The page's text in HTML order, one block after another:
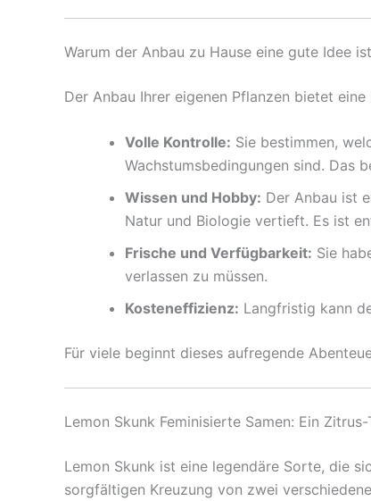
Warum der Anbau zu Hause eine gute Idee ist
Der Anbau Ihrer eigenen Pflanzen bietet
Volle Kontrolle: Sie bestimmen,
Wachstumsbedingungen sind. Das
Wissen und Hobby: Der Anbau ist
Natur und Biologie vertieft. Es ist
Frische und Verfügbarkeit: Sie
verlassen zu müssen.
Kosteneffizienz: Langfristig kann
Für viele beginnt dieses aufregende
Lemon Skunk Feminisierte Samen: Ein
Lemon Skunk ist eine legendäre Sorte, die
sorgfältigen Kreuzung von zwei